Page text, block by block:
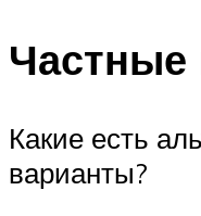
Частные
Какие есть
варианты?